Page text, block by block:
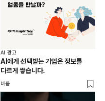
AI 광고
AI에게 선택받는 기업은 정보를
다르게 쌓습니다.
바름